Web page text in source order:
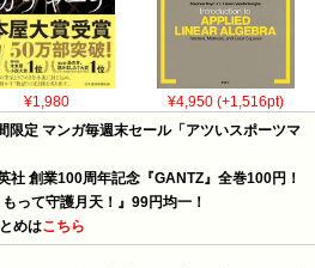
¥1,980
¥4,950 (+1,516pt)
限定 マンガ毎週末セール「アツいスポーツマ
社 創業100周年記念『GANTZ』全巻100円！
って守護月天！』99円均一！
めはこちら